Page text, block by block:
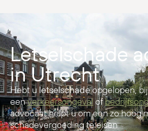
Letselschade
in Utrecht
Hebt u letselschadeopgelopen,
eenverkeersongevalof
advocaat helpt u om een zo hoog
schadevergoeding te eisen